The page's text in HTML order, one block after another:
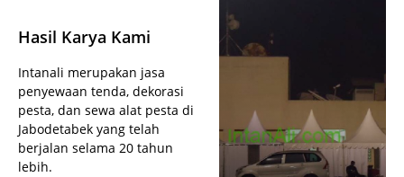
Hasil Karya Kami
Intanali merupakan jasa
penyewaan tenda, dekorasi
pesta, dan sewa alat pesta di
Jabodetabek yang telah
berjalan selama 20 tahun
lebih.